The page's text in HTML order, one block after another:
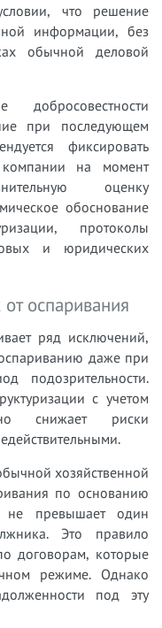
что решение
информации, без
обычной деловой
добросовестности
при последующем
фиксировать
компании на момент
оценку
обоснование
протоколы
и юридических
оспаривания
ряд исключений,
даже при
подозрительности.
с учетом
снижает риски
хозяйственной
по основанию
не превышает один
Это правило
договорам, которые
режиме. Однако
под эту